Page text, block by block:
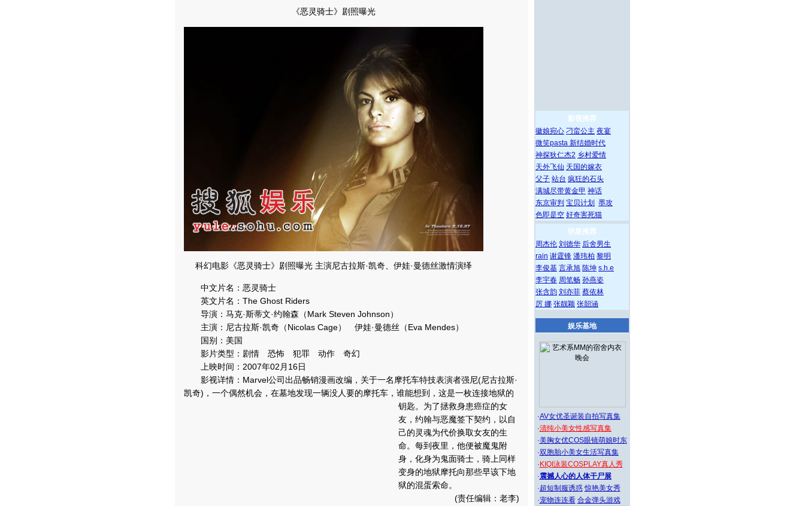
《恶灵骑士》剧照曝光
科幻电影《恶灵骑士》剧照曝光 主演尼古拉斯·凯奇、伊娃·曼德丝激情演绎
中文片名：恶灵骑士
英文片名：The Ghost Riders
导演：马克·斯蒂文·约翰森（Mark Steven Johnson）
主演：尼古拉斯·凯奇（Nicolas Cage） 伊娃·曼德丝（Eva Mendes）
国别：美国
影片类型：剧情 恐怖 犯罪 动作 奇幻
上映时间：2007年02月16日
影视详情：Marvel公司出品畅销漫画改编，关于一名摩托车特技表演者强尼(尼古拉斯·
凯奇)，一个偶然机会，在墓地发现一辆没人要的摩托车，谁能想到，这是一枚连接地狱的
钥匙。 为了拯救身患癌症的女
友，约翰与恶魔签下契约，以自
己的灵魂为代价换取女友的生
命。每到夜里，他便被魔鬼附
身，化身为鬼面骑士，骑上同样
变身的地狱摩托向那些早该下地
狱的混蛋索命。
(责任编辑：老李)
影视推荐
徽娘宛心 刁蛮公主 夜宴
微笑pasta 新结婚时代
神探狄仁杰2 乡村爱情
天外飞仙 天国的嫁衣
父子 站台 疯狂的石头
满城尽带黄金甲 神话
东京审判 宝贝计划
墨攻
色即是空 好奇害死猫
明星推荐
周杰伦 刘德华 后舍男生
rain 谢霆锋 潘玮柏 黎明
李俊基 言承旭 陈坤 s.h.e
李宇春 周笔畅 孙燕姿
张含韵 刘亦菲 蔡依林
厉 娜 张靓颖 张韶涵
娱乐基地
·AV女优圣诞装自拍写真集
·清纯小美女性感写真集
·美胸女优COS眼镜萌娘时东
·双胞胎小美女生活写真集
· KIQI泳装COSPLAY真人秀
·震撼人心的人体干尸展
·超短制服诱惑 惊艳美女秀
·宠物连连看 合金弹头游戏